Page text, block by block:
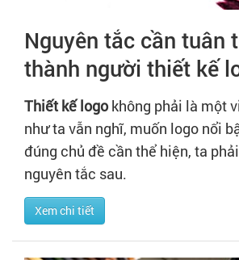
Nguyên tắc cần tuân
thành người thiết kế
Thiết kế logo không phải là một
như ta vẫn nghĩ, muốn logo nổi
đúng chủ đề cần thể hiện, ta
nguyên tắc sau.
Xem chi tiết